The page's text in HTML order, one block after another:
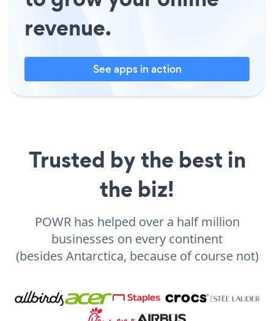
revenue.
See apps in action
Trusted by the best in
the biz!
POWR has helped over a half million
businesses on every continent
(besides Antarctica, because of course not)